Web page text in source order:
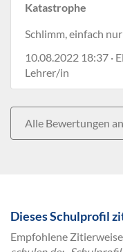
Katastrophe
Schlimm, einfach
10.08.2022 18:37 ·
Lehrer/in
Alle Bewertungen
Dieses Schulprofil
Empfohlene